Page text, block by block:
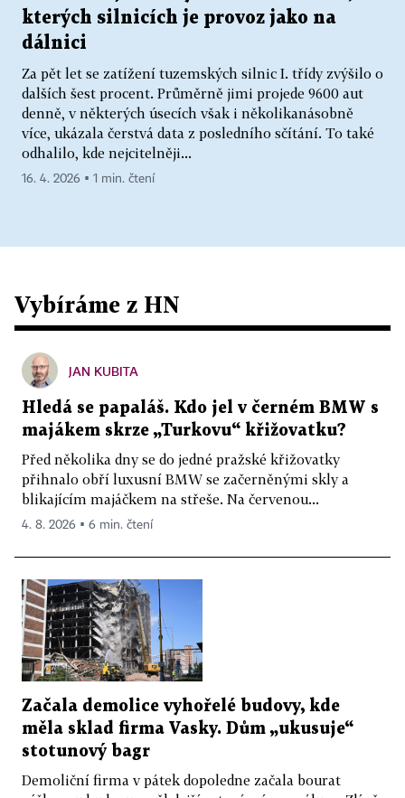
kterých silnicích je provoz jako na
dálnici
Za pět let se zatížení tuzemských silnic I. třídy zvýšilo o
dalších šest procent. Průměrně jimi projede 9600 aut
denně, v některých úsecích však i několikanásobně
více, ukázala čerstvá data z posledního sčítání. To také
odhalilo, kde nejcitelněji...
16. 4. 2026 ▪ 1 min. čtení
Vybíráme z HN
JAN KUBITA
Hledá se papaláš. Kdo jel v černém BMW s
majákem skrze „Turkovu“ křižovatku?
Před několika dny se do jedné pražské křižovatky
přihnalo obří luxusní BMW se začerněnými skly a
blikajícím majáčkem na střeše. Na červenou...
4. 8. 2026 ▪ 6 min. čtení
Začala demolice vyhořelé budovy, kde
měla sklad firma Vasky. Dům „ukusuje“
stotunový bagr
Demoliční firma v pátek dopoledne začala bourat